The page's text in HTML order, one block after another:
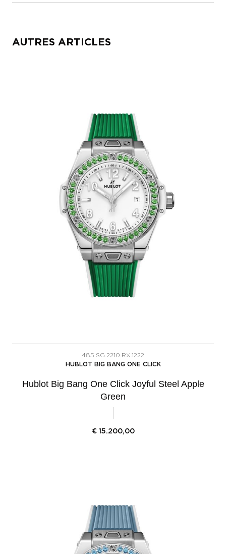
AUTRES ARTICLES
485.SG.2210.RX.1222
HUBLOT BIG BANG ONE CLICK
Hublot Big Bang One Click Joyful Steel Apple
Green
€ 15.200,00